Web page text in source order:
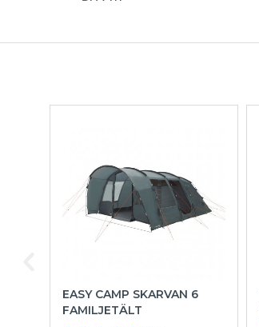
EASY CAMP SKARVAN 6
FAMILJETÄLT